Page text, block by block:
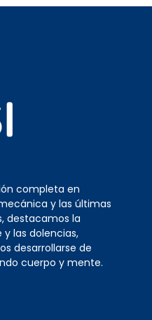
completa en
y las últimas
destacamos la
las dolencias,
desarrollarse de
cuerpo y mente.